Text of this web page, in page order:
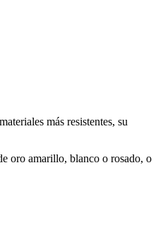
más resistentes, su
oro amarillo, blanco o rosado, o